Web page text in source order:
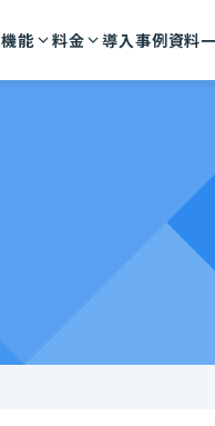
機能 料金 導入事例資料